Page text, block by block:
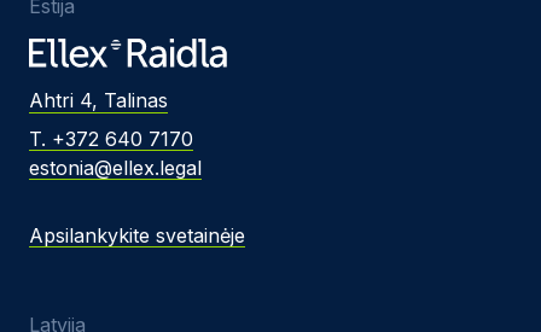
Estija
Ahtri 4, Talinas
T. +372 640 7170
estonia@ellex.legal
Apsilankykite svetainėje
Latvija